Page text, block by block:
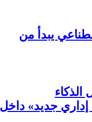
يبدأ من
الذكاء
جديد» داخل